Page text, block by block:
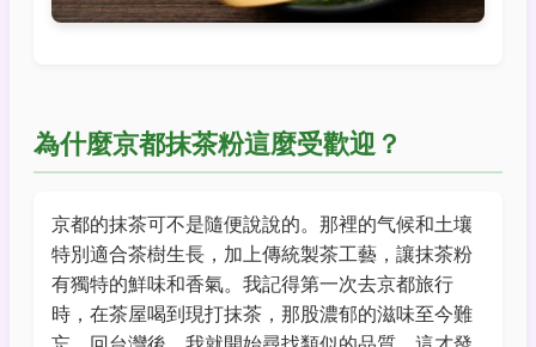
為什麼京都抹茶粉這麼受歡迎？
京都的抹茶可不是隨便說說的。那裡的气候和土壤
特別適合茶樹生長，加上傳統製茶工藝，讓抹茶粉
有獨特的鮮味和香氣。我記得第一次去京都旅行
時，在茶屋喝到現打抹茶，那股濃郁的滋味至今難